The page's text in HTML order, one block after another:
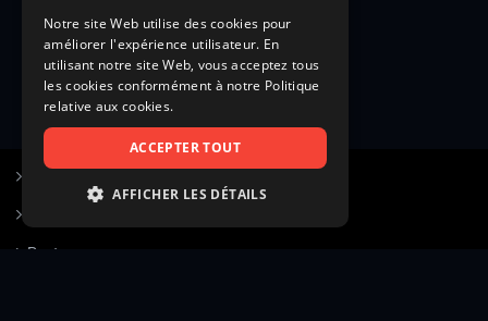
Poster une annonce
Notre site Web utilise des cookies pour
améliorer l'expérience utilisateur. En
utilisant notre site Web, vous acceptez tous
les cookies conformément à notre Politique
relative aux cookies.
ACCEPTER TOUT
AFFICHER LES DÉTAILS